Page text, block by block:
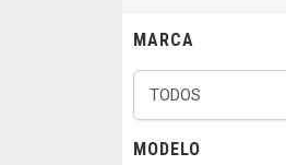
MARCA
MODELO